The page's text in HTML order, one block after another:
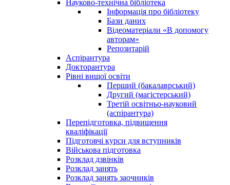
Науково-технічна бібліотека
Інформація про бібліотеку
Бази даних
Відеоматеріали «В допомогу
авторам»
Репозитарій
Аспірантура
Докторантура
Рівні вищої освіти
Перший (бакалаврський)
Другий (магістерський)
Третій освітньо-науковий
(аспірантура)
Перепідготовка, підвищення
кваліфікації
Пiдготовчі курси для вступників
Військова підготовка
Розклад дзвінків
Розклад занять
Розклад занять заочників